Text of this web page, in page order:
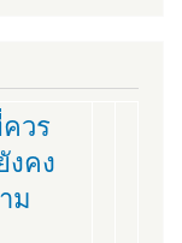
วร
คง
ม